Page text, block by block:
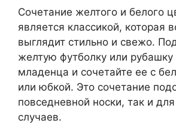
Сочетание желтого и белого
является классикой, которая
выглядит стильно и свежо.
желтую футболку или
младенца и сочетайте ее с
или юбкой. Это сочетание
повседневной носки, так и
случаев.